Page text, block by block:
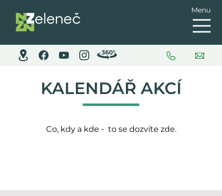
Menu
KALENDÁŘ AKCÍ
Co, kdy a kde - to se dozvíte zde.